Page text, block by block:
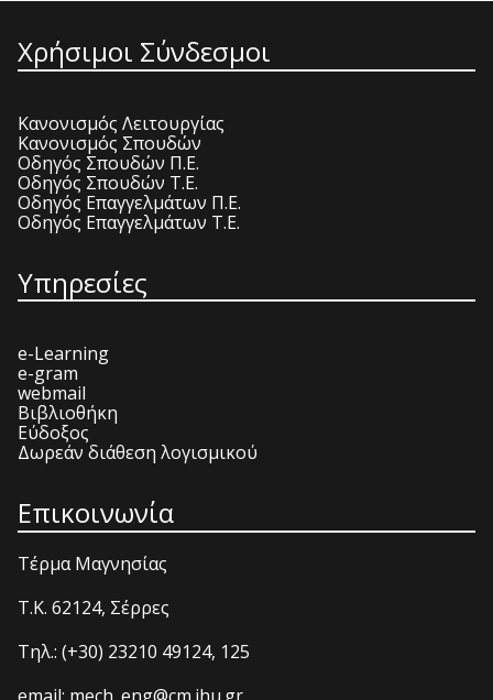
Χρήσιμοι Σύνδεσμοι
Κανονισμός Λειτουργίας
Κανονισμός Σπουδών
Οδηγός Σπουδών Π.Ε.
Οδηγός Σπουδών Τ.Ε.
Οδηγός Επαγγελμάτων Π.Ε.
Οδηγός Επαγγελμάτων Τ.Ε.
Υπηρεσίες
e-Learning
e-gram
webmail
Βιβλιοθήκη
Εύδοξος
Δωρεάν διάθεση λογισμικού
Επικοινωνία
Τέρμα Μαγνησίας
T.K. 62124, Σέρρες
Τηλ.: (+30) 23210 49124, 125